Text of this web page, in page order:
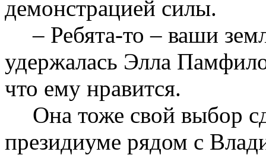
демонстрацией силы.
– Ребята-то – ваши
удержалась Элла
что ему нравится.
Она тоже свой выбор
президиуме рядом с